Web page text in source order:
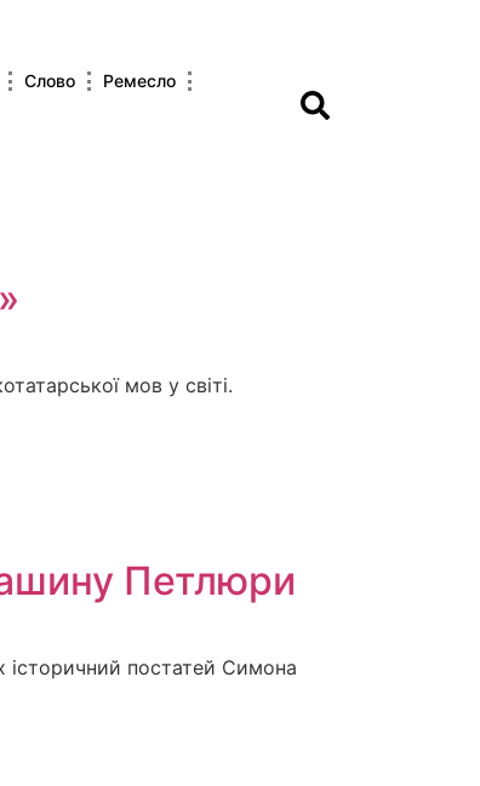
Слово Ремесло
мов у світі.
Петлюри
історичний постатей Симона